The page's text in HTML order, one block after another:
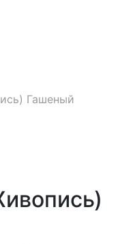
Гашеный